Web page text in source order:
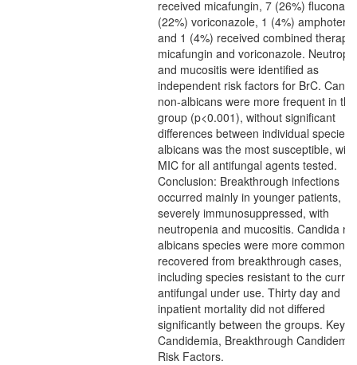
received micafungin, 7 (26%)
(22%) voriconazole, 1 (4%)
and 1 (4%) received combined therapy
micafungin and voriconazole.
and mucositis were identified as
independent risk factors for BrC.
non-albicans were more frequent in
group (p<0.001), without significant
differences between individual species;
albicans was the most susceptible,
MIC for all antifungal agents tested.
Conclusion: Breakthrough infections
occurred mainly in younger patients,
severely immunosuppressed, with
neutropenia and mucositis. Candida
albicans species were more commonly
recovered from breakthrough cases,
including species resistant to the
antifungal under use. Thirty day and
inpatient mortality did not differed
significantly between the groups. Key
Candidemia, Breakthrough
Risk Factors.